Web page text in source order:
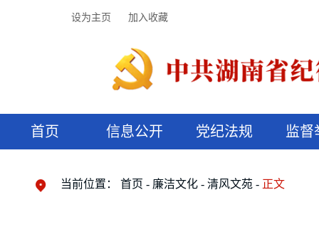
设为主页 加入收藏
首页 信息公开 党纪法规 监督
当前位置： 首页 廉洁文化 清风文苑 正文